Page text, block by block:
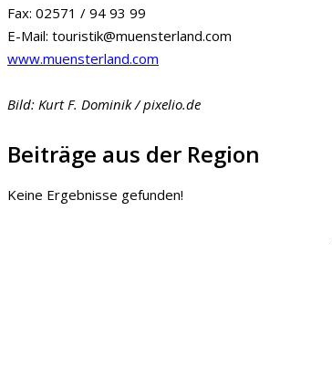
Fax: 02571 / 94 93 99
E-Mail: touristik@muensterland.com
www.muensterland.com
Bild: Kurt F. Dominik / pixelio.de
Beiträge aus der Region
Keine Ergebnisse gefunden!